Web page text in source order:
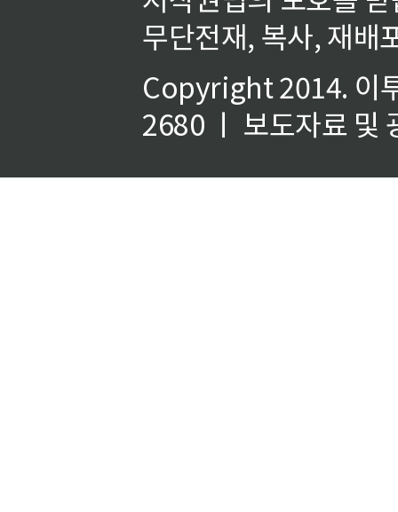
무단전재, 복사, 재배
Copyright 2014. 이
2680 ㅣ 보도자료